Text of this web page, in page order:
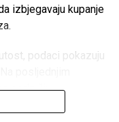
stranu. Početkom
industrijalac
i ratnih
okupirane
izbjegavaju kupanje
podaci pokazuju
području
je vrlo dobra – od